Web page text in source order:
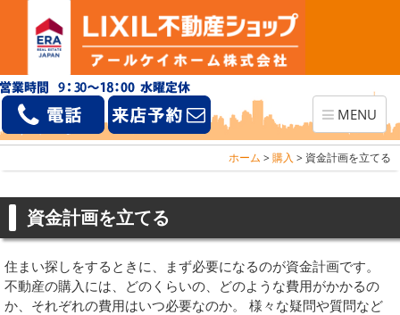
Toggle
navigation
MENU
ホーム >購入 > 資金計画を立てる
資金計画を立てる
住まい探しをするときに、まず必要になるのが資金計画です。
不動産の購入には、どのくらいの、どのような費用がかかるの
か、それぞれの費用はいつ必要なのか。 様々な疑問や質問など